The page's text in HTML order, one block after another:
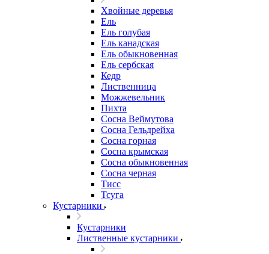
Хвойные деревья
Ель
Ель голубая
Ель канадская
Ель обыкновенная
Ель сербская
Кедр
Лиственница
Можжевельник
Пихта
Сосна Веймутова
Сосна Гельдрейха
Сосна горная
Сосна крымская
Сосна обыкновенная
Сосна черная
Тисс
Тсуга
Кустарники
Кустарники
Лиственные кустарники